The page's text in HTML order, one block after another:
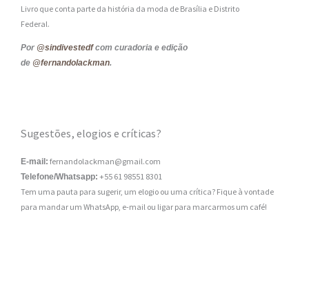
Livro que conta parte da história da moda de Brasília e Distrito
Federal.
Por @sindivestedfcom curadoria e edição
de @fernandolackman.
Sugestões, elogios e críticas?
E-mail: fernandolackman@gmail.com
Telefone/Whatsapp: +55 61 98551 8301
Tem uma pauta para sugerir, um elogio ou uma crítica? Fique à vontade
para mandar um WhatsApp, e-mail ou ligar para marcarmos um café!